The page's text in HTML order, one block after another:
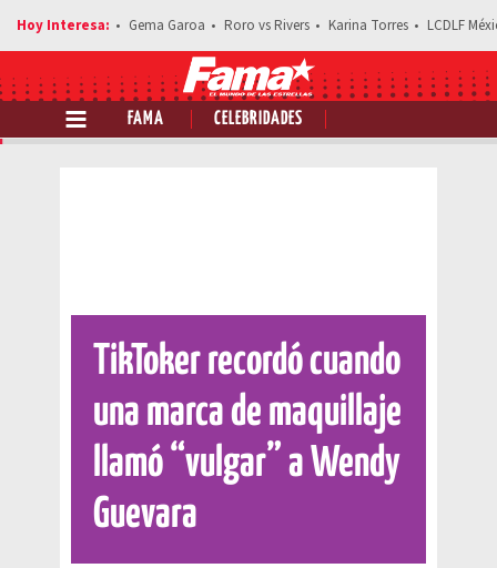
Gema Garoa Roro vs Rivers Karina Torres LCDLF
FAMA CELEBRIDADES
Comparte esta noticia
TikToker recordó cuando
una marca de maquillaje
llamó “vulgar” a Wendy
Guevara